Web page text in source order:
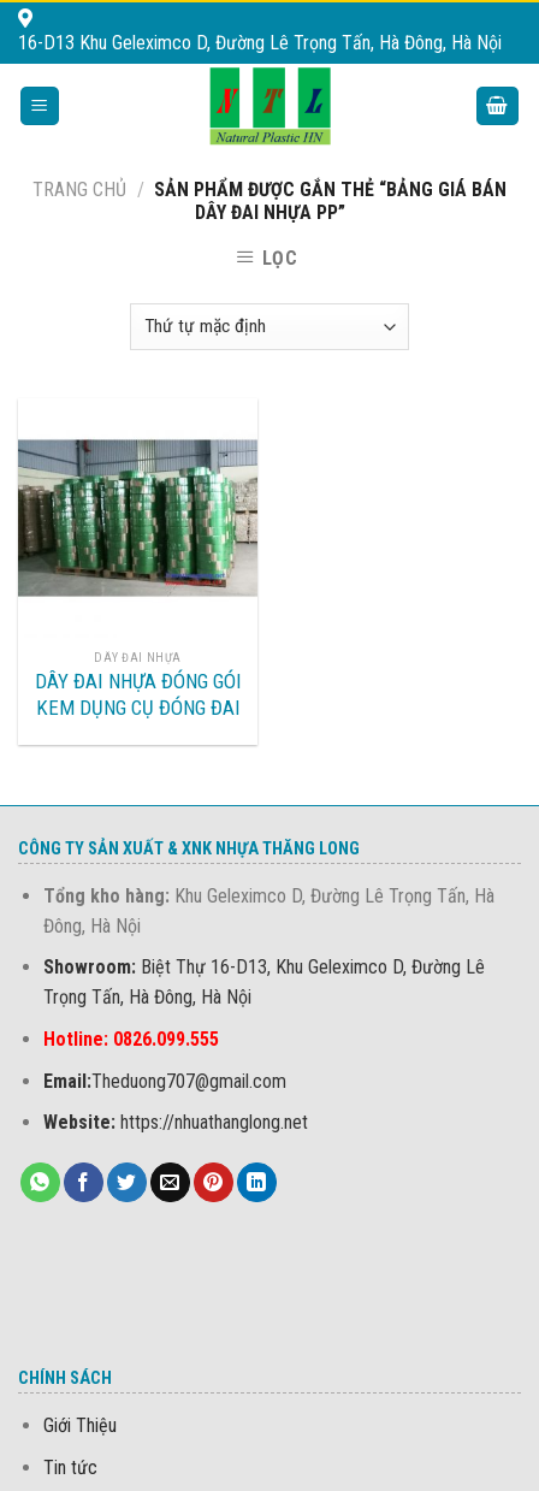
Skip
16-D13 Khu Geleximco D, Đường Lê Trọng Tấn, Hà Đông, Hà Nội
TRANG CHỦ / SẢN PHẨM ĐƯỢC GẮN THẺ “BẢNG GIÁ BÁN
DÂY ĐAI NHỰA PP”
LỌC
DÂY ĐAI NHỰA
DÂY ĐAI NHỰA ĐÓNG GÓI
KEM DỤNG CỤ ĐÓNG ĐAI
CÔNG TY SẢN XUẤT & XNK NHỰA THĂNG LONG
Tổng kho hàng: Khu Geleximco D, Đường Lê Trọng Tấn, Hà
Đông, Hà Nội
Showroom: Biệt Thự 16-D13, Khu Geleximco D, Đường Lê
Trọng Tấn, Hà Đông, Hà Nội
Hotline: 0826.099.555
Email:Theduong707@gmail.com
Website:https://nhuathanglong.net
CHÍNH SÁCH
Giới Thiệu
Tin tức